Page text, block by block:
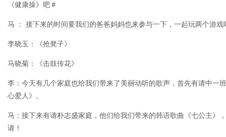
《健康操》吧＃
马 ： 接下来的时间要我们的爸爸妈妈也来参与一下，一起玩两个游戏
李晓玉：《抢凳子》
马晓菊：《击鼓传花》
李：今天有几个家庭也给我们带来了美丽动听的歌声，首先有请中一
心爱人》。
马：接下来有请朴志盛家庭，他们给我们带来的韩语歌曲《七公主》
请！